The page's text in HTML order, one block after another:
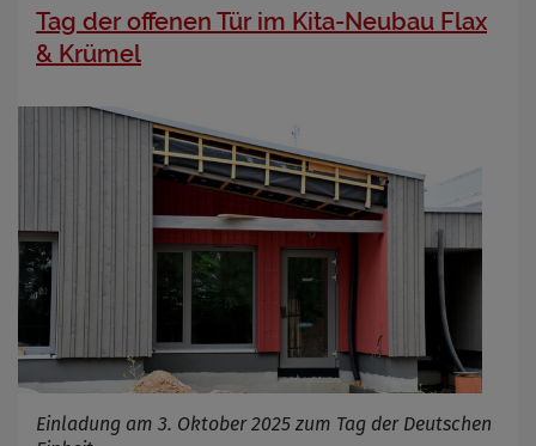
Tag der offenen Tür im Kita-Neubau Flax
& Krümel
Einladung am 3. Oktober 2025 zum Tag der Deutschen